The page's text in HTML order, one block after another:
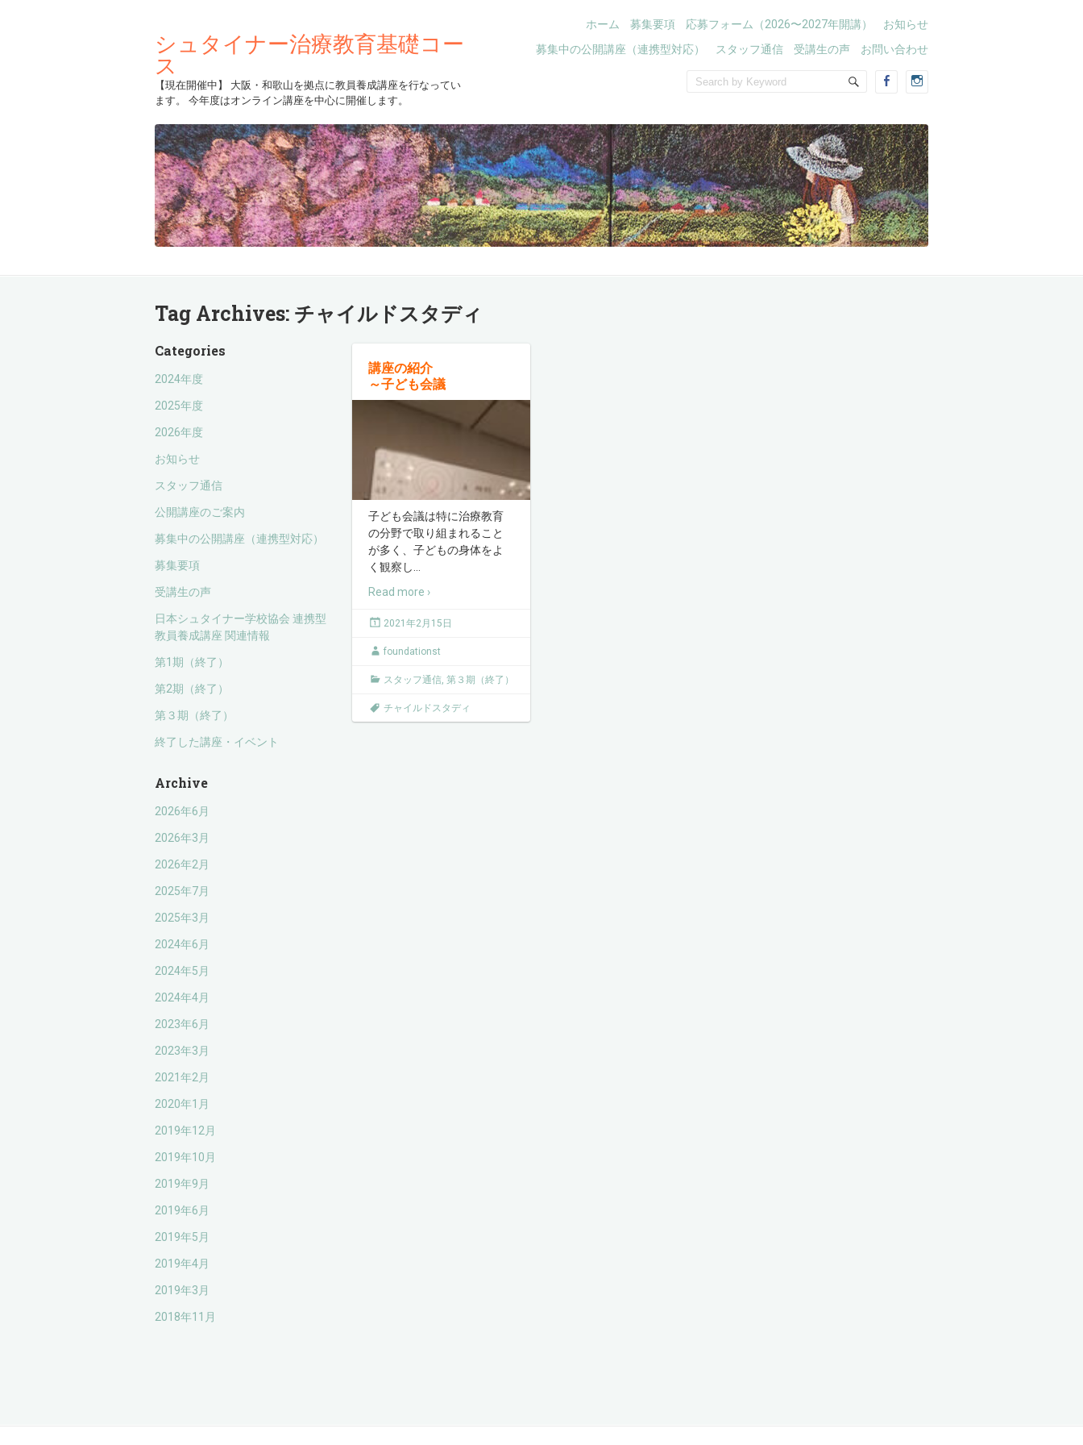
シュタイナー治療教育基礎コー
ス
【現在開催中】 大阪・和歌山を拠点に教員養成講座を行なってい
ます。 今年度はオンライン講座を中心に開催します。
ホーム 募集要項 応募フォーム（2026〜2027年開講）
お知らせ
募集中の公開講座（連携型対応）
スタッフ通信 受講生の声 お問い合わせ
Tag Archives: チャイルドスタディ
Categories
2024年度
2025年度
2026年度
お知らせ
スタッフ通信
公開講座のご案内
募集中の公開講座（連携型対応）
募集要項
受講生の声
日本シュタイナー学校協会 連携型
教員養成講座 関連情報
第1期（終了）
第2期（終了）
第３期（終了）
終了した講座・イベント
Archive
2026年6月
2026年3月
2026年2月
2025年7月
2025年3月
2024年6月
2024年5月
2024年4月
2023年6月
2023年3月
2021年2月
2020年1月
2019年12月
2019年10月
2019年9月
2019年6月
2019年5月
2019年4月
2019年3月
2018年11月
講座の紹介
～子ども会議
子ども会議は特に治療教育
の分野で取り組まれること
が多く、子どもの身体をよ
く観察し
Read more ›
2021年2月15日
foundationst
スタッフ通信, 第３期（終了）
チャイルドスタディ